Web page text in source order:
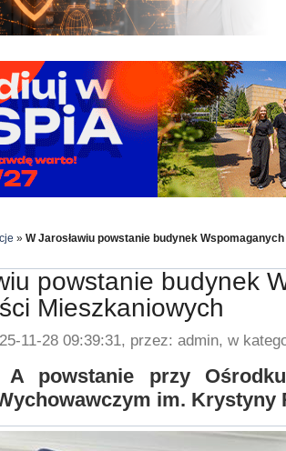
» W Jarosławiu powstanie budynek
powstanie budynek
Mieszkaniowych
11-28 09:39:31, przez: admin, w
A powstanie przy
im. Krystyny